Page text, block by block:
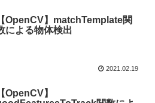
【OpenCV】matchTemplate関
による物体検出
2021.02.19
【OpenCV】